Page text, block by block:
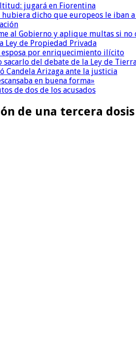
jugará en Fiorentina
dicho que europeos le iban
al Gobierno y aplique multas si no
Ley de Propiedad Privada
esposa por enriquecimiento ilícito
del debate de la Ley de
Candela Arizaga ante la justicia
en buena forma»
de dos de los acusados
de una tercera